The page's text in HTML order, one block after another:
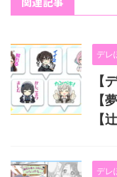
デレ
【
【
【
デレ